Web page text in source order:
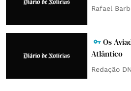
Rafael
Os
Atlântico
Redação DN